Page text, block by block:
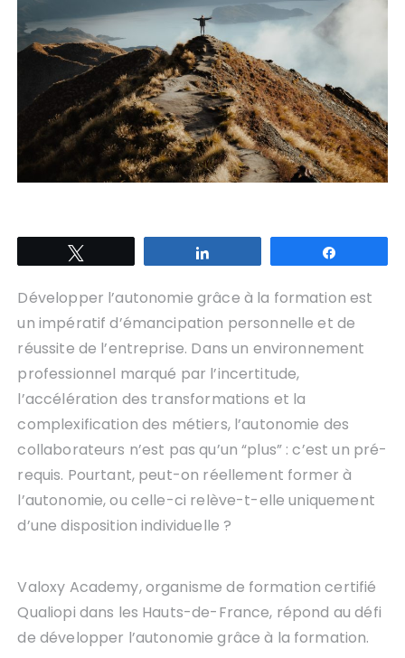
Développer l’autonomie grâce à la formation est
un impératif d’émancipation personnelle et de
réussite de l’entreprise. Dans un environnement
professionnel marqué par l’incertitude,
l’accélération des transformations et la
complexification des métiers, l’autonomie des
collaborateurs n’est pas qu’un “plus” : c’est un pré-
requis. Pourtant, peut-on réellement former à
l’autonomie, ou celle-ci relève-t-elle uniquement
d’une disposition individuelle ?
Valoxy Academy, organisme de formation certifié
Qualiopi dans les Hauts-de-France, répond au défi
de développer l’autonomie grâce à la formation.